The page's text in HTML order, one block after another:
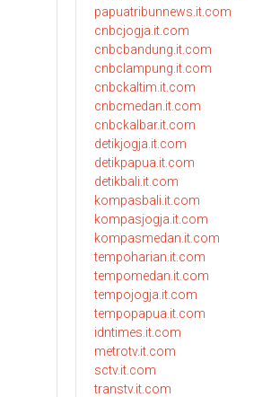
papuatribunnews.it.com
cnbcjogja.it.com
cnbcbandung.it.com
cnbclampung.it.com
cnbckaltim.it.com
cnbcmedan.it.com
cnbckalbar.it.com
detikjogja.it.com
detikpapua.it.com
detikbali.it.com
kompasbali.it.com
kompasjogja.it.com
kompasmedan.it.com
tempoharian.it.com
tempomedan.it.com
tempojogja.it.com
tempopapua.it.com
idntimes.it.com
metrotv.it.com
sctv.it.com
transtv.it.com